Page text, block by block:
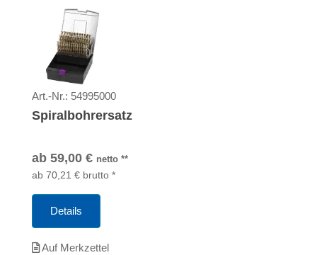
Art.-Nr.: 54995000
Spiralbohrersatz
ab 59,00 € netto **
ab 70,21 € brutto *
Details
Auf Merkzettel